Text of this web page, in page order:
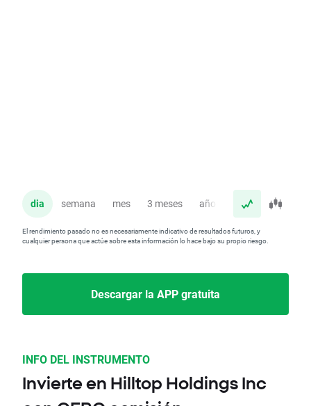
dia semana mes 3 meses año
El rendimiento pasado no es necesariamente indicativo de resultados futuros, y
cualquier persona que actúe sobre esta información lo hace bajo su propio riesgo.
Descargar la APP gratuita
INFO DEL INSTRUMENTO
Invierte en Hilltop Holdings Inc